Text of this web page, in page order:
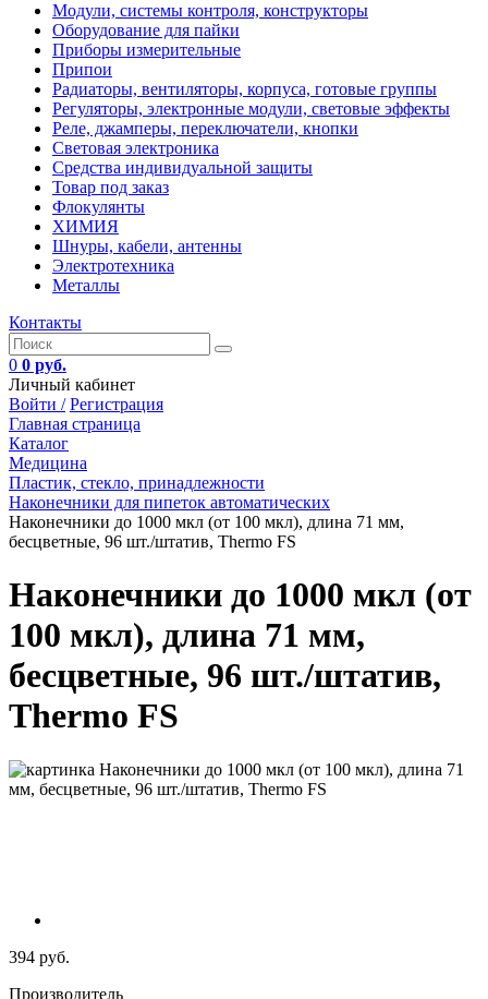
Модули, системы контроля, конструкторы
Оборудование для пайки
Приборы измерительные
Припои
Радиаторы, вентиляторы, корпуса, готовые группы
Регуляторы, электронные модули, световые эффекты
Реле, джамперы, переключатели, кнопки
Световая электроника
Средства индивидуальной защиты
Товар под заказ
Флокулянты
ХИМИЯ
Шнуры, кабели, антенны
Электротехника
Металлы
Контакты
0 0 руб.
Личный кабинет
Войти / Регистрация
Главная страница
Каталог
Медицина
Пластик, стекло, принадлежности
Наконечники для пипеток автоматических
Наконечники до 1000 мкл (от 100 мкл), длина 71 мм,
бесцветные, 96 шт./штатив, Thermo FS
Наконечники до 1000 мкл (от
100 мкл), длина 71 мм,
бесцветные, 96 шт./штатив,
Thermo FS
394 руб.
Производитель